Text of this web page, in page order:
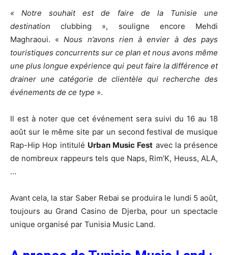
« Notre souhait est de faire de la Tunisie une
destination clubbing », souligne encore Mehdi
Maghraoui. «Nous n’avons rien à envier à des pays
touristiques concurrents sur ce plan et nous avons même
une plus longue expérience qui peut faire la différence et
drainer une catégorie de clientèle qui recherche des
événements de ce type ».
Il est à noter que cet événement sera suivi du 16 au 18
août sur le même site par un second festival de musique
Rap-Hip Hop intitulé Urban Music Fest avec la présence
de nombreux rappeurs tels que Naps, Rim’K, Heuss, ALA,
…
Avant cela, la star Saber Rebai se produira le lundi 5 août,
toujours au Grand Casino de Djerba, pour un spectacle
unique organisé par Tunisia Music Land.